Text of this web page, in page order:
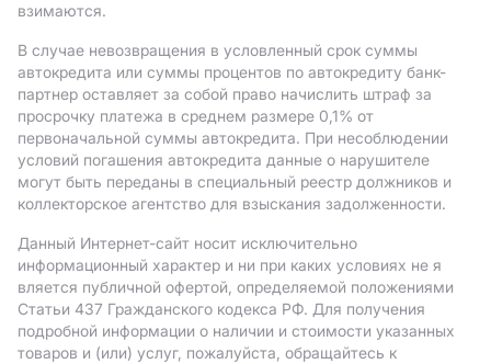
взимаются.
В случае невозвращения в условленный срок суммы
автокредита или суммы процентов по автокредиту банк-
партнер оставляет за собой право начислить штраф за
просрочку платежа в среднем размере 0,1% от
первоначальной суммы автокредита. При несоблюдении
условий погашения автокредита данные о нарушителе
могут быть переданы в специальный реестр должников и
коллекторское агентство для взыскания задолженности.
Данный Интернет-сайт носит исключительно
информационный характер и ни при каких условиях не я
вляется публичной офертой, определяемой положениями
Статьи 437 Гражданского кодекса РФ. Для получения
подробной информации о наличии и стоимости указанных
товаров и (или) услуг, пожалуйста, обращайтесь к